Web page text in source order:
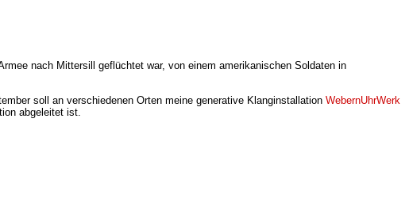
nach Mittersill geflüchtet war, von einem amerikanischen Soldaten in
soll an verschiedenen Orten meine generative Klanginstallation WebernUhrWerk
abgeleitet ist.